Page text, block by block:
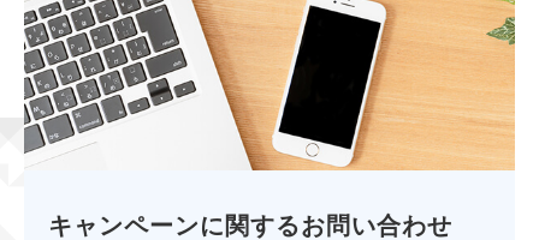
キャンペーンに関するお問い合わせ